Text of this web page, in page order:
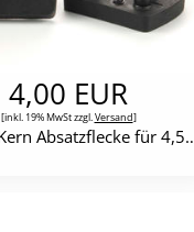
4,00 EUR
[inkl. 19% MwSt zzgl. Versand]
Werner Kern